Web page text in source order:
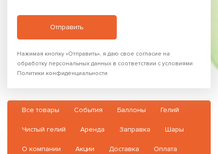
Нажимая кнопку «Отправить», я даю свое согласие на
обработку персональных данных в соответствии с условиями
Политики конфиденциальности
Все товары События Баллоны Гелий
Чистый гелий Аренда Заправка Шары
О компании Акции Доставка Оплата